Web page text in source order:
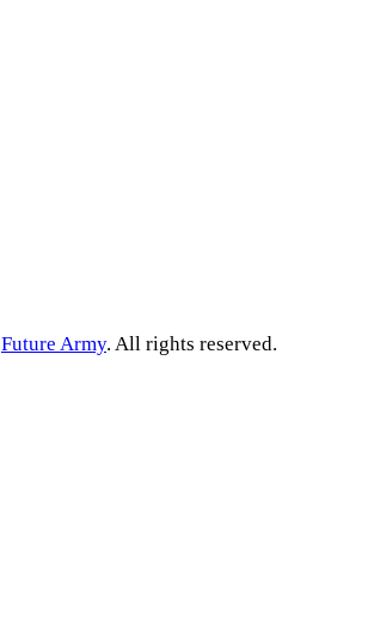
Future Army. All rights reserved.